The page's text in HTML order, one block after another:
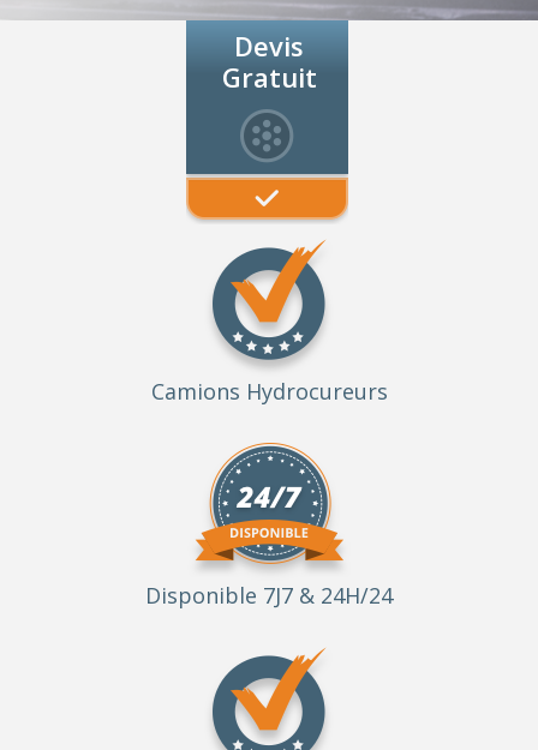
Devis
Gratuit
Camions Hydrocureurs
Disponible 7J7 & 24H/24